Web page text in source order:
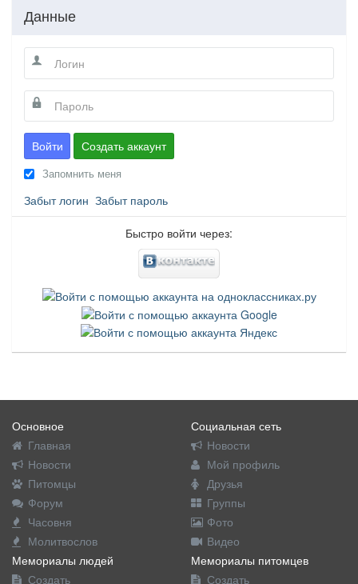
Данные
Войти Создать аккаунт
Запомнить меня
Забыт логин Забыт пароль
Быстро войти через:
Основное
Главная
Новости
Питомцы
Форум
Часовня
Молитвослов
Социальная сеть
Новости
Мой профиль
Друзья
Группы
Фото
Видео
Мемориалы людей
Создать
Мемориалы питомцев
Создать